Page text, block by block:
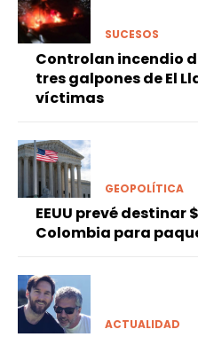
SUCESOS
Controlan incendio
tres galpones de El
víctimas
GEOPOLÍTICA
EEUU prevé destinar
Colombia para
ACTUALIDAD